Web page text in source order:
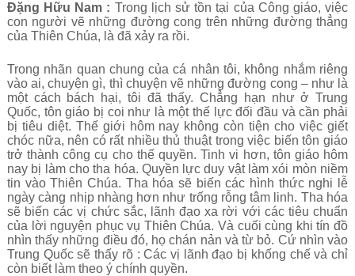
Đặng Hữu Nam : Trong lịch sử tồn tại của Công giáo, việc
con người vẽ những đường cong trên những đường thẳng
của Thiên Chúa, là đã xảy ra rồi.
Trong nhãn quan chung của cá nhân tôi, không nhắm riêng
vào ai, chuyện gì, thì chuyện vẽ những đường cong – như là
một cách bách hại, tôi đã thấy. Chẳng hạn như ở Trung
Quốc, tôn giáo bị coi như là một thế lực đối đầu và cần phải
bị tiêu diệt. Thế giới hôm nay không còn tiện cho việc giết
chóc nữa, nên có rất nhiều thủ thuật trong việc biến tôn giáo
trở thành công cụ cho thế quyền. Tinh vi hơn, tôn giáo hôm
nay bị làm cho tha hóa. Quyền lực duy vật làm xói mòn niềm
tin vào Thiên Chúa. Tha hóa sẽ biến các hình thức nghi lễ
ngày càng nhịp nhàng hơn như trống rỗng tâm linh. Tha hóa
sẽ biến các vị chức sắc, lãnh đạo xa rời với các tiêu chuẩn
của lời nguyện phục vụ Thiên Chúa. Và cuối cùng khi tín đồ
nhìn thấy những điều đó, họ chán nản và từ bỏ. Cứ nhìn vào
Trung Quốc sẽ thấy rõ : Các vị lãnh đạo bị khống chế và chỉ
còn biết làm theo ý chính quyền.